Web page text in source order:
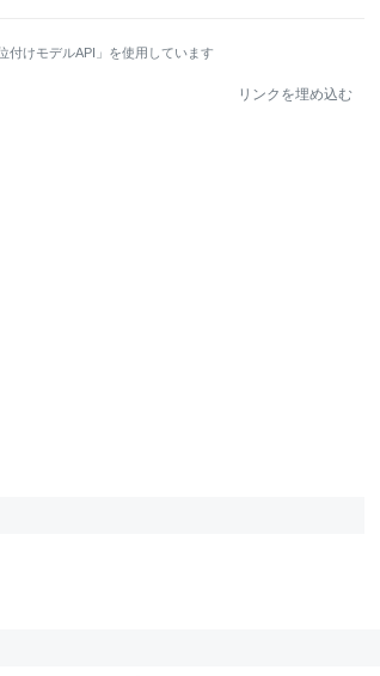
付けモデルAPI」を使用しています
リンクを埋め込む